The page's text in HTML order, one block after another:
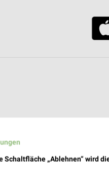
Schaltfläche „Ablehnen“ wird